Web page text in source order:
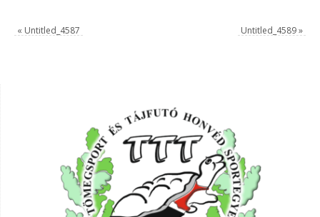
« Untitled_4587 Untitled_4589»